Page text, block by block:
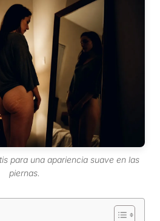
para una apariencia suave en las
piernas.